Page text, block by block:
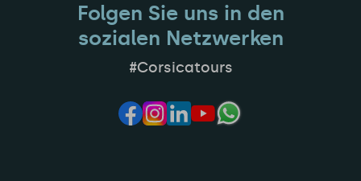
Folgen Sie uns in den
sozialen Netzwerken
#Corsicatours